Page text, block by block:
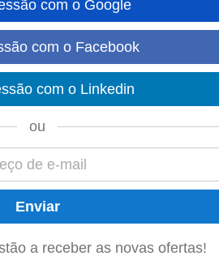
com soluções de tecnologia
, programadores)Navegar pelos requisitos
com o Google
com o Facebook
com o Linkedin
ou
a receber as novas ofertas!